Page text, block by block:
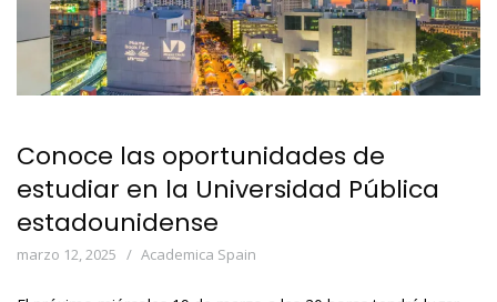
Conoce las oportunidades de
estudiar en la Universidad Pública
estadounidense
marzo 12, 2025 Academica Spain